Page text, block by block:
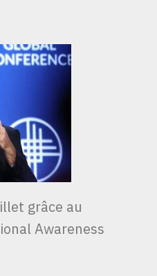
grâce au
Awareness